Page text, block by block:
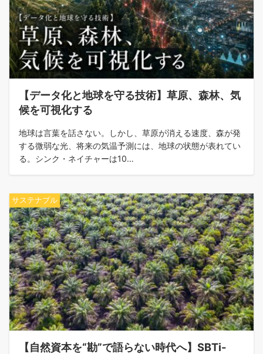
【データ化と地球を守る技術】草原、森林、気
候を可視化する
地球は言葉を話さない。しかし、草原が消える速度、森が発
する微弱な光、将来の気温予測には、地球の状態が表れてい
る。シンク・ネイチャーは10…
サステナブル
【自然資本を“勘”で語らない時代へ】SBTi-